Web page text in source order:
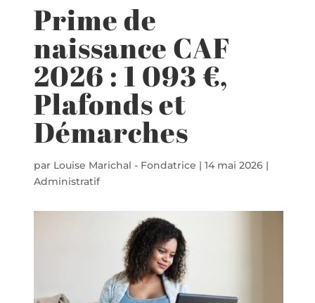
Prime de
naissance CAF
2026 : 1 093 €,
Plafonds et
Démarches
par Louise Marichal - Fondatrice | 14 mai 2026|
Administratif